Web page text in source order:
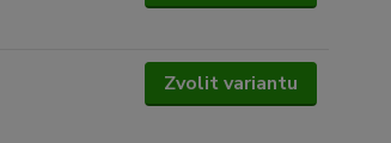
Zvolit variantu